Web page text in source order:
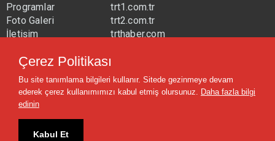
Programlar
Foto Galeri
İletişim
trt1.com.tr
trt2.com.tr
trthaber.com
trtavaz.com.tr
trtmuzik.net.tr
trtcocuk.net.tr
Çerez Politikası
Bu site tanımlama bilgileri kullanır. Sitede gezinmeye devam
ederek çerez kullanımımızı kabul etmiş olursunuz. Daha fazla bilgi
edinin
Kabul Et